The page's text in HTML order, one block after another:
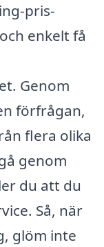
pris-
enkelt få
Genom
förfrågan,
flera olika
genom
du att du
Så, när
glöm inte